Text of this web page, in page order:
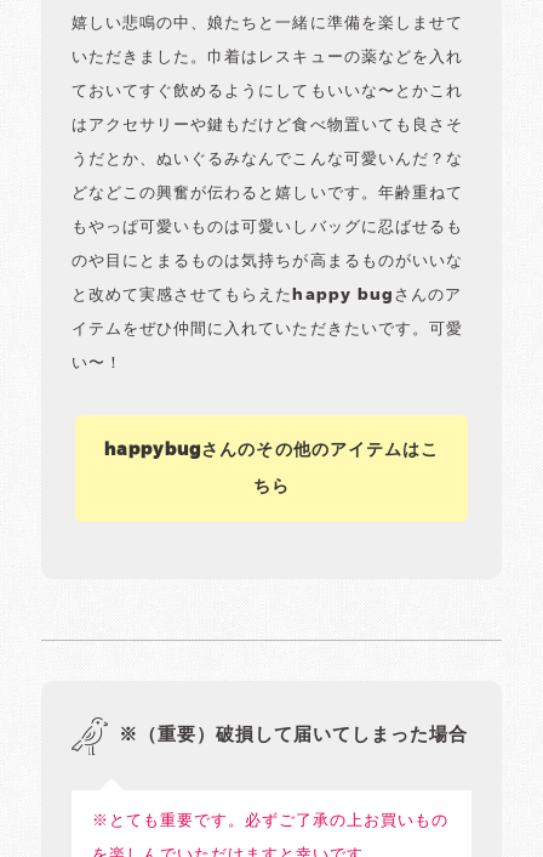
嬉しい悲鳴の中、娘たちと一緒に準備を楽しませて
いただきました。巾着はレスキューの薬などを入れ
ておいてすぐ飲めるようにしてもいいな〜とかこれ
はアクセサリーや鍵もだけど食べ物置いても良さそ
うだとか、ぬいぐるみなんでこんな可愛いんだ？な
どなどこの興奮が伝わると嬉しいです。年齢重ねて
もやっぱ可愛いものは可愛いしバッグに忍ばせるも
のや目にとまるものは気持ちが高まるものがいいな
と改めて実感させてもらえたhappy bugさんのア
イテムをぜひ仲間に入れていただきたいです。可愛
い〜！
happybugさんのその他のアイテムはこ
ちら
※（重要）破損して届いてしまった場合
※とても重要です。必ずご了承の上お買いもの